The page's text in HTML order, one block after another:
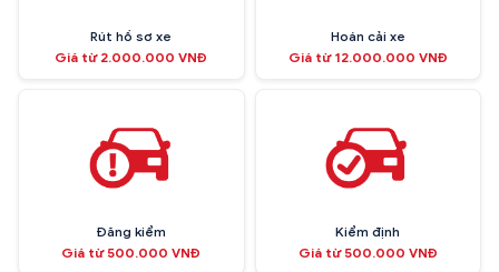
Rút hồ sơ xe
Giá từ 2.000.000 VNĐ
Hoán cải xe
Giá từ 12.000.000 VNĐ
Đăng kiểm
Giá từ 500.000 VNĐ
Kiểm định
Giá từ 500.000 VNĐ